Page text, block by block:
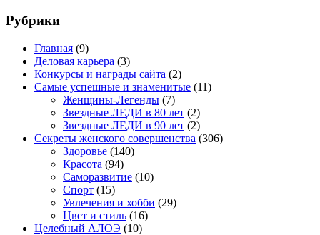
Рубрики
Главная (9)
Деловая карьера (3)
Конкурсы и награды сайта (2)
Самые успешные и знаменитые (11)
Женщины-Легенды (7)
Звездные ЛЕДИ в 80 лет (2)
Звездные ЛЕДИ в 90 лет (2)
Секреты женского совершенства (306)
Здоровье (140)
Красота (94)
Саморазвитие (10)
Спорт (15)
Увлечения и хобби (29)
Цвет и стиль (16)
Целебный АЛОЭ (10)